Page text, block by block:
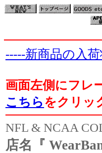
-----新商品の入
画面左側にフレ
こちら をクリッ
NFL & NCAA
店名『